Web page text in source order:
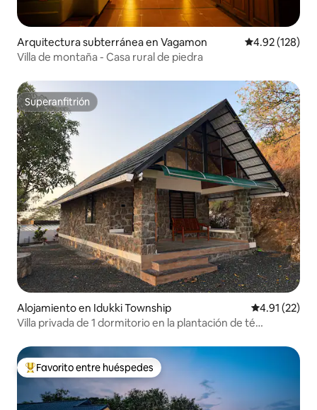
Arquitectura subterránea en Vagamon Calificación
4.92 (128)
Villa de montaña - Casa rural de piedra
Superanfitrión
Superanfitrión
Alojamiento en Idukki Township Calificación
4.91 (22)
Villa privada de 1 dormitorio en la plantación de té
Favorito entre huéspedes preferido
Favorito entre huéspedes